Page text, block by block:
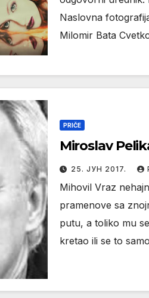
Naslovna
Milomir Bata
PRIČE
25. ЈУН 2017.
Mihovil Vraz
pramenove sa
putu, a toliko mu
kretao ili se to